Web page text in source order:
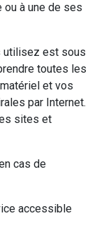
ou à une de ses
utilisez est sous
toutes les
et vos
par Internet.
sites et
cas de
accessible